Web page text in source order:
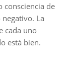
consciencia de
La
cada uno
está bien.